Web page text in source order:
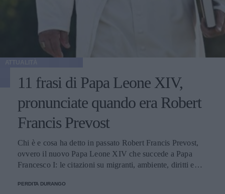
11 frasi di Papa Leone XIV,
pronunciate quando era Robert
Francis Prevost
Chi è e cosa ha detto in passato Robert Francis Prevost,
ovvero il nuovo Papa Leone XIV che succede a Papa
Francesco I: le citazioni su migranti, ambiente, diritti e
PERDITA DURANGO